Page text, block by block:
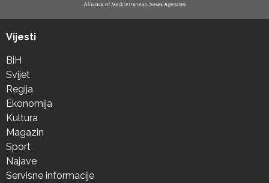
Vijesti
BiH
Svijet
Regija
Ekonomija
Kultura
Magazin
Sport
Najave
Servisne informacije